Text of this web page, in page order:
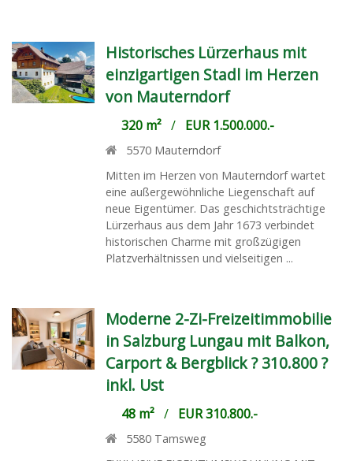
Historisches Lürzerhaus mit
einzigartigen Stadl im Herzen
von Mauterndorf
320 m²/ EUR 1.500.000.-
5570 Mauterndorf
Mitten im Herzen von Mauterndorf wartet
eine außergewöhnliche Liegenschaft auf
neue Eigentümer. Das geschichtsträchtige
Lürzerhaus aus dem Jahr 1673 verbindet
historischen Charme mit großzügigen
Platzverhältnissen und vielseitigen ...
Moderne 2-Zi-Freizeitimmobilie
in Salzburg Lungau mit Balkon,
Carport & Bergblick ? 310.800 ?
inkl. Ust
48 m²/ EUR 310.800.-
5580 Tamsweg